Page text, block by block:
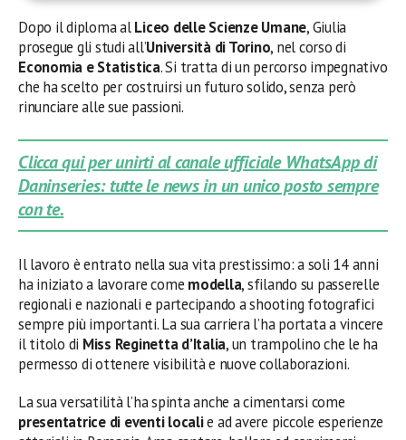
Dopo il diploma alLiceo delle Scienze Umane, Giulia
prosegue gli studi all’Università di Torino, nel corso di
Economia e Statistica. Si tratta di un percorso impegnativo
che ha scelto per costruirsi un futuro solido, senza però
rinunciare alle sue passioni.
Clicca qui per unirti al canale ufficiale WhatsApp di
Daninseries: tutte le news in un unico posto sempre
con te.
Il lavoro è entrato nella sua vita prestissimo: a soli 14 anni
ha iniziato a lavorare come modella, sfilando su passerelle
regionali e nazionali e partecipando a shooting fotografici
sempre più importanti. La sua carriera l’ha portata a vincere
il titolo di Miss Reginetta d’Italia, un trampolino che le ha
permesso di ottenere visibilità e nuove collaborazioni.
La sua versatilità l’ha spinta anche a cimentarsi come
presentatrice di eventi localie ad avere piccole esperienze